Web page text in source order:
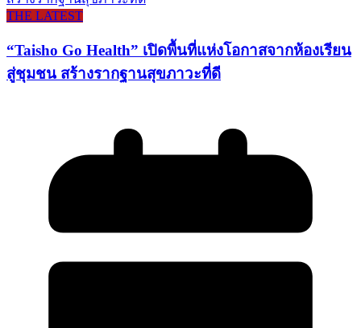
THE LATEST
“Taisho Go Health” เปิดพื้นที่แห่งโอกาสจากห้องเรียน
สู่ชุมชน สร้างรากฐานสุขภาวะที่ดี